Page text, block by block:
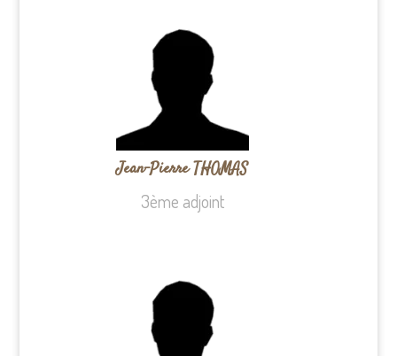
Jean-Pierre THOMAS
3ème adjoint